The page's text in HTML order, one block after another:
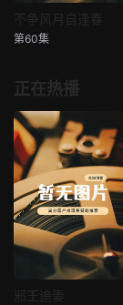
不争风月自逢春
第60集
正在热播
热播
邪王追妻